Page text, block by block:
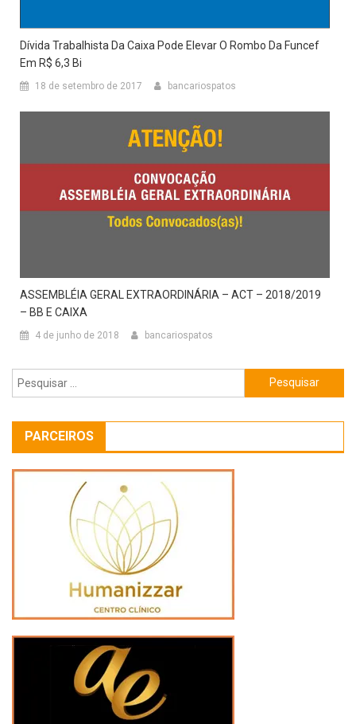
Dívida Trabalhista Da Caixa Pode Elevar O Rombo Da Funcef
Em R$ 6,3 Bi
18 de setembro de 2017 bancariospatos
ASSEMBLÉIA GERAL EXTRAORDINÁRIA – ACT – 2018/2019
– BB E CAIXA
4 de junho de 2018 bancariospatos
Pesquisar
por:
PARCEIROS